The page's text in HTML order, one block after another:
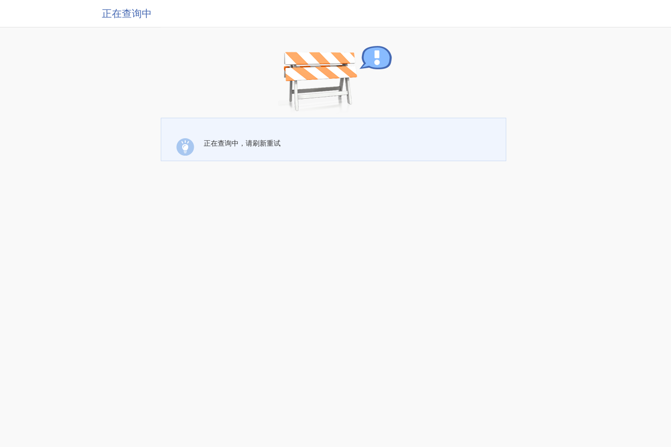
正在查询中
正在查询中，请刷新重试